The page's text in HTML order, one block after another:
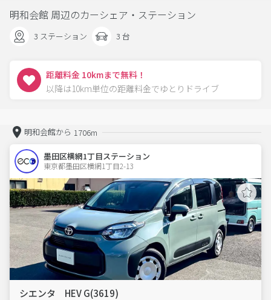
明和会館 周辺のカーシェア・ステーション
3 ステーション 3 台
距離料金 10kmまで無料！
以降は10km単位の距離料金でゆとりドライブ
明和会館から 1706m
墨田区横網1丁目ステーション
東京都墨田区横網1丁目2-13
シエンタ HEV G(3619)